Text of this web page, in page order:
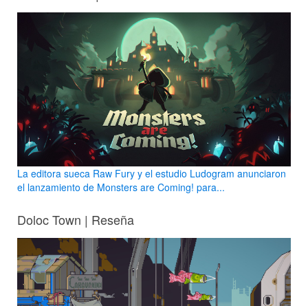
La editora sueca Raw Fury y el estudio Ludogram anunciaron
el lanzamiento de Monsters are Coming! para...
Doloc Town | Reseña